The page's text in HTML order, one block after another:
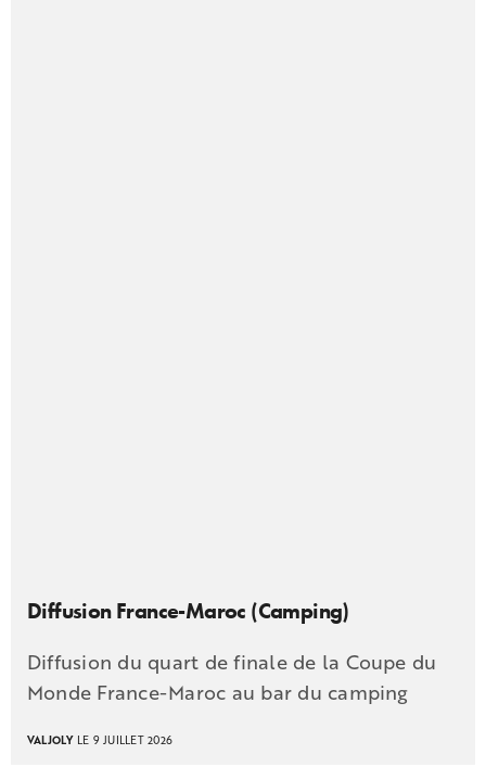
Diffusion France-Maroc (Camping)
Diffusion du quart de finale de la Coupe du
Monde France-Maroc au bar du camping
VALJOLYLE 9 JUILLET 2026